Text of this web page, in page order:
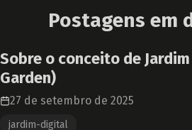
Postagens em
27 de setembro de 2025
jardim-digital
Sobre o conceito de
Garden)